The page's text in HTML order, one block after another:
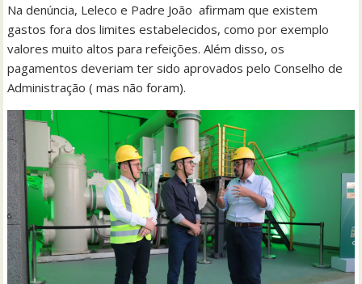
Na denúncia, Leleco e Padre João afirmam que existem
gastos fora dos limites estabelecidos, como por exemplo
valores muito altos para refeições. Além disso, os
pagamentos deveriam ter sido aprovados pelo Conselho de
Administração ( mas não foram).